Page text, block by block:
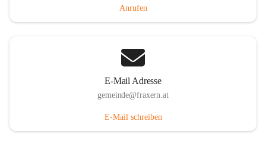
Anrufen
E-Mail Adresse
gemeinde@fraxern.at
E-Mail schreiben